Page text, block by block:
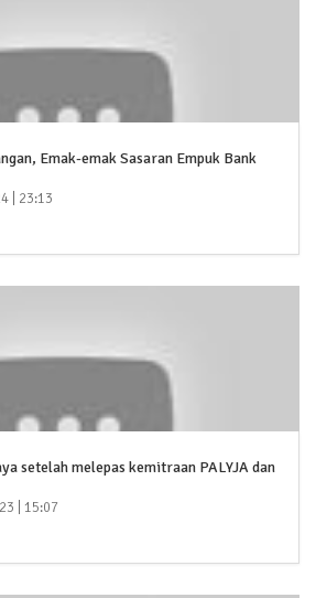
Emak-emak Sasaran Empuk Bank
| 23:13
setelah melepas kemitraan PALYJA dan
| 15:07